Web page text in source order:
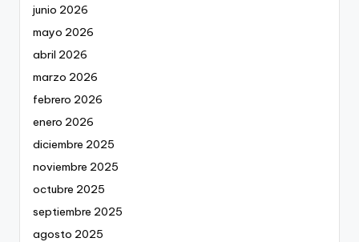
junio 2026
mayo 2026
abril 2026
marzo 2026
febrero 2026
enero 2026
diciembre 2025
noviembre 2025
octubre 2025
septiembre 2025
agosto 2025